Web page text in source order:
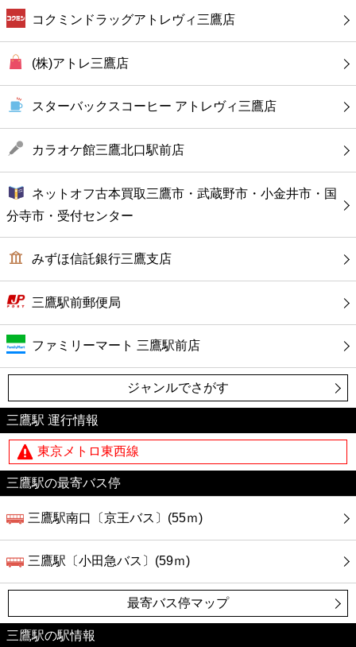
病院
ホテル
コクミンドラッグアトレヴィ三鷹店
(株)アトレ三鷹店
スターバックスコーヒー アトレヴィ三鷹店
カラオケ館三鷹北口駅前店
ネットオフ古本買取三鷹市・武蔵野市・小金井市・国
分寺市・受付センター
みずほ信託銀行三鷹支店
三鷹駅前郵便局
ファミリーマート 三鷹駅前店
ジャンルでさがす
三鷹駅 運行情報
東京メトロ東西線
三鷹駅の最寄バス停
三鷹駅南口〔京王バス〕(55ｍ)
三鷹駅〔小田急バス〕(59ｍ)
最寄バス停マップ
三鷹駅の駅情報